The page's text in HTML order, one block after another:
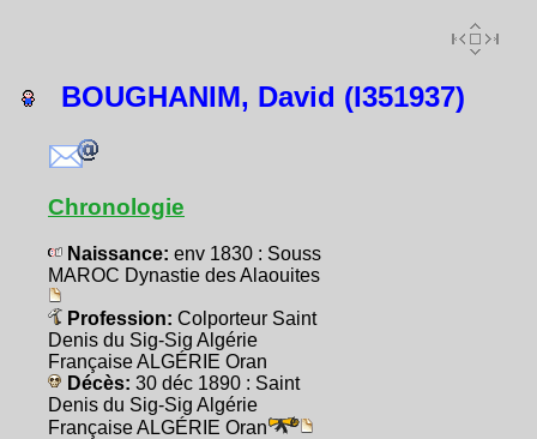
BOUGHANIM, David (I351937)
Chronologie
Naissance: env 1830 : Souss
MAROC Dynastie des Alaouites
Profession: Colporteur Saint
Denis du Sig-Sig Algérie
Française ALGÉRIE Oran
Décès: 30 déc 1890 : Saint
Denis du Sig-Sig Algérie
Française ALGÉRIE Oran